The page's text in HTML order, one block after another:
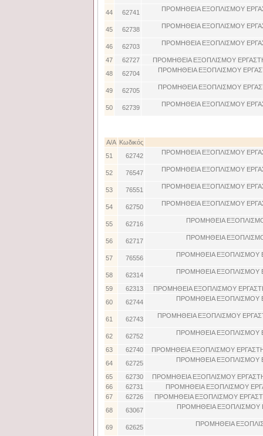
44 62741 ΠΡΟΜΗΘΕΙΑ ΕΞΟΠΛΙΣΜΟΥ
45 62738 ΠΡΟΜΗΘΕΙΑ ΕΞΟΠΛΙΣΜΟΥ
46 62703 ΠΡΟΜΗΘΕΙΑ ΕΞΟΠΛΙΣΜΟΥ
47 62727
ΠΡΟΜΗΘΕΙΑ ΕΞΟΠΛΙΣΜΟΥ
48
62704 ΠΡΟΜΗΘΕΙΑ ΕΞΟΠΛΙΣΜΟΥ
49 62705 ΠΡΟΜΗΘΕΙΑ ΕΞΟΠΛΙΣΜΟΥ
50 62739 ΠΡΟΜΗΘΕΙΑ ΕΞΟΠΛΙΣΜΟΥ
Α/Α Κωδικός
51
62742 ΠΡΟΜΗΘΕΙΑ ΕΞΟΠΛΙΣΜΟΥ
52 76547 ΠΡΟΜΗΘΕΙΑ ΕΞΟΠΛΙΣΜΟΥ
53 76551 ΠΡΟΜΗΘΕΙΑ ΕΞΟΠΛΙΣΜΟΥ
54 62750 ΠΡΟΜΗΘΕΙΑ ΕΞΟΠΛΙΣΜΟΥ
55 62716 ΠΡΟΜΗΘΕΙΑ
56 62717 ΠΡΟΜΗΘΕΙΑ
57 76556 ΠΡΟΜΗΘΕΙΑ ΕΞΟΠΛΙΣΜΟΥ
58 62314 ΠΡΟΜΗΘΕΙΑ ΕΞΟΠΛΙΣΜΟΥ
59 62313
ΠΡΟΜΗΘΕΙΑ ΕΞΟΠΛΙΣΜΟΥ
60
62744 ΠΡΟΜΗΘΕΙΑ ΕΞΟΠΛΙΣΜΟΥ
61 62743 ΠΡΟΜΗΘΕΙΑ ΕΞΟΠΛΙΣΜΟΥ
62 62752 ΠΡΟΜΗΘΕΙΑ ΕΞΟΠΛΙΣΜΟΥ
63 62740
ΠΡΟΜΗΘΕΙΑ ΕΞΟΠΛΙΣΜΟΥ
64
62725 ΠΡΟΜΗΘΕΙΑ ΕΞΟΠΛΙΣΜΟΥ
65 62730
ΠΡΟΜΗΘΕΙΑ ΕΞΟΠΛΙΣΜΟΥ
66
62731
ΠΡΟΜΗΘΕΙΑ ΕΞΟΠΛΙΣΜΟΥ
67
62726
ΠΡΟΜΗΘΕΙΑ ΕΞΟΠΛΙΣΜΟΥ
68
63067 ΠΡΟΜΗΘΕΙΑ ΕΞΟΠΛΙΣΜΟΥ
69 62625 ΠΡΟΜΗΘΕΙΑ